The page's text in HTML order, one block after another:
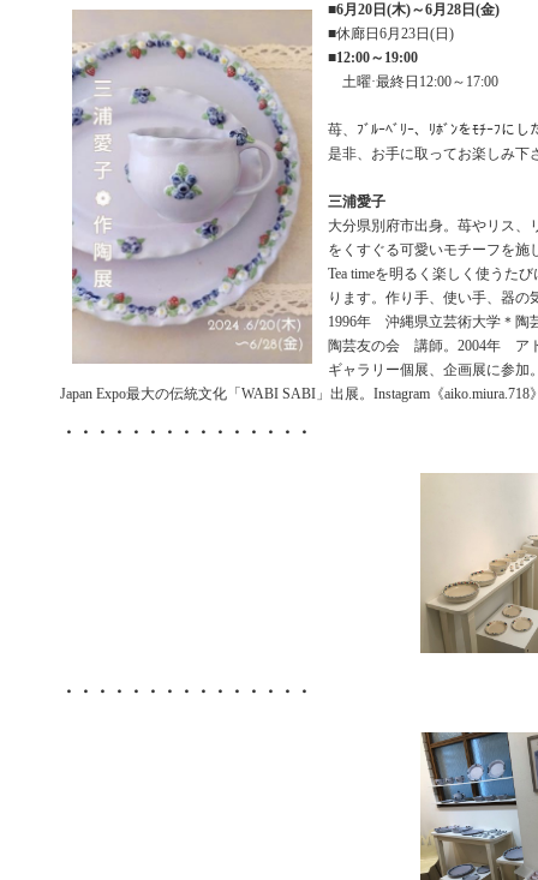
■6月20日(木)～6月28日(金)
■休廊日6月23日(日)
■12:00～19:00
土曜·最終日12:00～17:00
苺、ﾌﾞﾙｰﾍﾞﾘｰ、ﾘﾎﾞﾝをﾓﾁｰﾌにし
是非、お手に取ってお楽しみ下
三浦愛子
大分県別府市出身。苺やリス、
をくすぐる可愛いモチーフを施
Tea timeを明るく楽しく使うた
ります。作り手、使い手、器の
1996年 沖縄県立芸術大学＊陶
陶芸友の会 講師。2004年 ア
ギャラリー個展、企画展に参加
Japan Expo最大の伝統文化「WABI SABI」出展。Instagram《aiko.miura.718
・・・・・・・・・・・・・・・
・・・・・・・・・・・・・・・